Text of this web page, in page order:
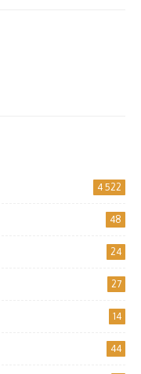
4 522
48
24
27
14
44